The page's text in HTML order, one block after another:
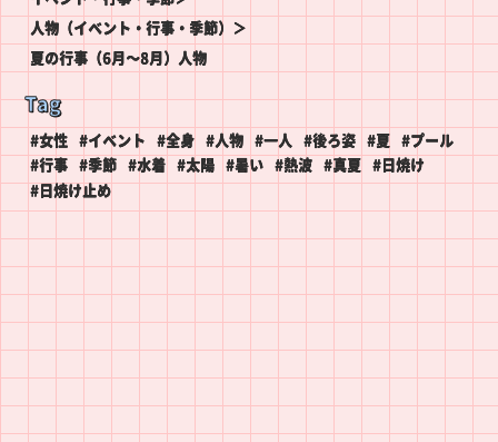
人物（イベント・行事・季節）＞
夏の行事（6月〜8月）人物
Tag
#女性 #イベント #全身 #人物 #一人 #後ろ姿 #夏
#プール
#行事
#季節 #水着 #太陽 #暑い #熱波 #真夏
#日焼け
#日焼け止め